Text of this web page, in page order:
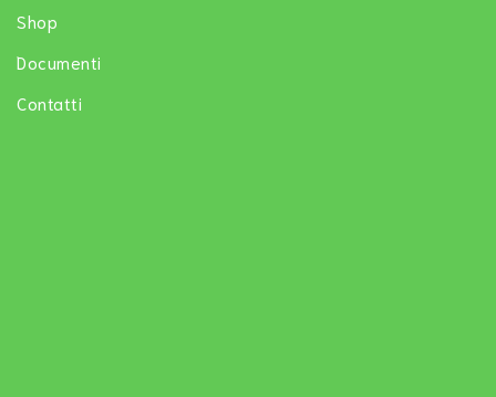
Shop
Documenti
Contatti